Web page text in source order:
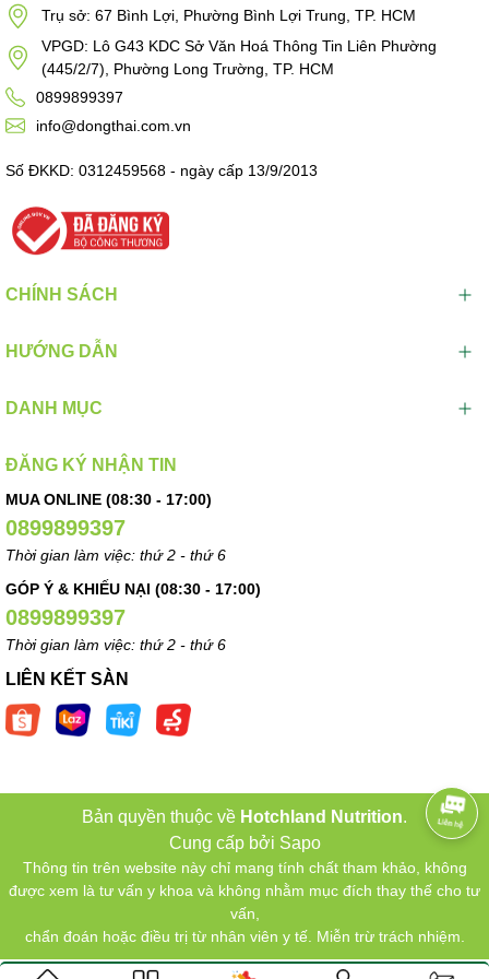
Trụ sở: 67 Bình Lợi, Phường Bình Lợi Trung, TP. HCM
VPGD: Lô G43 KDC Sở Văn Hoá Thông Tin Liên Phường
(445/2/7), Phường Long Trường, TP. HCM
0899899397
info@dongthai.com.vn
Số ĐKKD: 0312459568 - ngày cấp 13/9/2013
CHÍNH SÁCH
HƯỚNG DẪN
DANH MỤC
ĐĂNG KÝ NHẬN TIN
MUA ONLINE (08:30 - 17:00)
0899899397
Thời gian làm việc: thứ 2 - thứ 6
GÓP Ý & KHIẾU NẠI (08:30 - 17:00)
0899899397
Thời gian làm việc: thứ 2 - thứ 6
LIÊN KẾT SÀN
Bản quyền thuộc về Hotchland Nutrition.
Cung cấp bởi Sapo
Thông tin trên website này chỉ mang tính chất tham khảo, không
được xem là tư vấn y khoa và không nhằm mục đích thay thế cho tư
vấn,
chẩn đoán hoặc điều trị từ nhân viên y tế. Miễn trừ trách nhiệm.